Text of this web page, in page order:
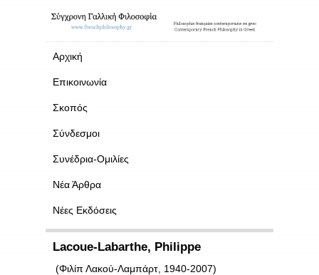
Αρχική
Επικοινωνία
Σκοπός
Σύνδεσμοι
Συνέδρια-Ομιλίες
Νέα Άρθρα
Νέες Εκδόσεις
Lacoue-Labarthe, Philippe
(Φιλίπ Λακού-Λαμπάρτ, 1940-2007)